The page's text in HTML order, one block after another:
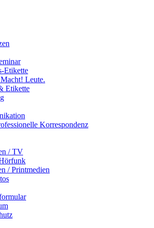
Etikette
Leute.
Etikette
Korrespondenz
/ TV
/ Printmedien